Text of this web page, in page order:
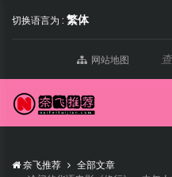
切换语言为 : 繁体
网站地图
奈飞推荐
全部文章